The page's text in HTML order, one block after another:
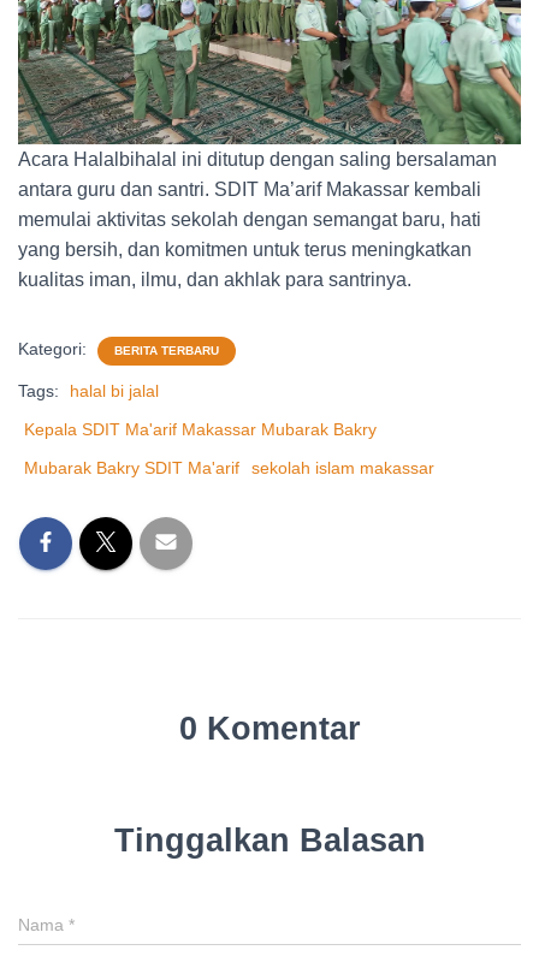
Acara Halalbihalal ini ditutup dengan saling bersalaman
antara guru dan santri. SDIT Ma’arif Makassar kembali
memulai aktivitas sekolah dengan semangat baru, hati
yang bersih, dan komitmen untuk terus meningkatkan
kualitas iman, ilmu, dan akhlak para santrinya.
Kategori: BERITA TERBARU
Tags:
halal bi jalal
Kepala SDIT Ma'arif Makassar Mubarak Bakry
Mubarak Bakry SDIT Ma'arif
sekolah islam makassar
0 Komentar
Tinggalkan Balasan
Nama *